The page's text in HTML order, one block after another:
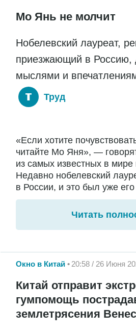
Мо Янь не молчит
Нобелевский лауреат,
приезжающий в Россию,
мыслями и
Труд
«Если хотите
читайте Мо Яня», —
из самых известных в мире
Недавно нобелевский
в России, и это был уже
Читать
Окно в Китай 20:58 / 26 Июня
Китай отправит
гумпомощь
землетрясения